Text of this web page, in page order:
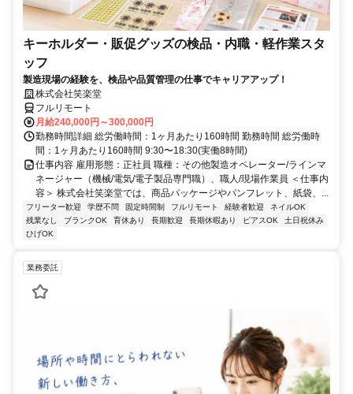
キーホルダー・販促グッズの検品・内職・軽作業スタ
ッフ
製造現場の経験を、検品や品質管理の仕事でキャリアアップ！
株式会社笑楽堂
フルリモート
月給240,000円～300,000円
勤務時間詳細 総労働時間：1ヶ月あたり160時間 勤務時間 総労働時
間：1ヶ月あたり160時間 9:30〜18:30(実働8時間)
仕事内容 雇用形態：正社員 職種：その他製造オペレーター/ラインマ
ネージャー（機械/電気/電子製品専門職）、職人/現場作業員 ＜仕事内
容＞ 株式会社笑楽堂では、商品パッケージやパンフレット、紙袋、...
フリーター歓迎 学歴不問 固定時間制 フルリモート 経験者歓迎
ネイルOK
残業なし
ブランクOK 育休あり 長期歓迎 長期休暇あり ピアスOK
土日祝休み
ひげOK
業務委託